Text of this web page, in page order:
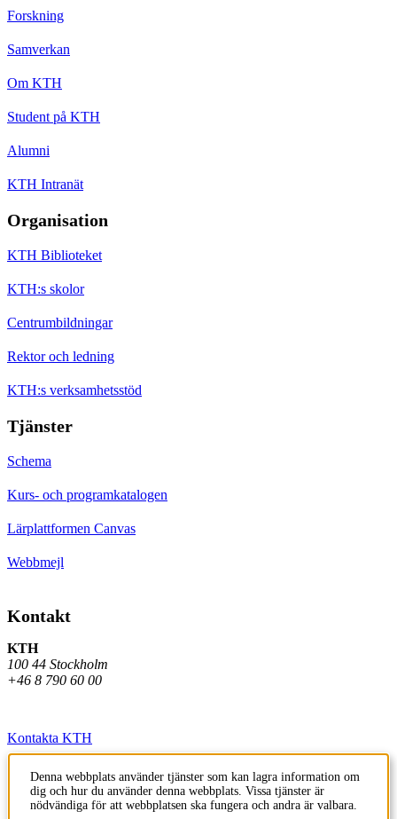
Forskning
Samverkan
Om KTH
Student på KTH
Alumni
KTH Intranät
Organisation
KTH Biblioteket
KTH:s skolor
Centrumbildningar
Rektor och ledning
KTH:s verksamhetsstöd
Tjänster
Schema
Kurs- och programkatalogen
Lärplattformen Canvas
Webbmejl
Kontakt
KTH
100 44 Stockholm
+46 8 790 60 00
Kontakta KTH
Jobba på KTH
Press och media
Denna webbplats använder tjänster som kan lagra information om
dig och hur du använder denna webbplats. Vissa tjänster är
nödvändiga för att webbplatsen ska fungera och andra är valbara.